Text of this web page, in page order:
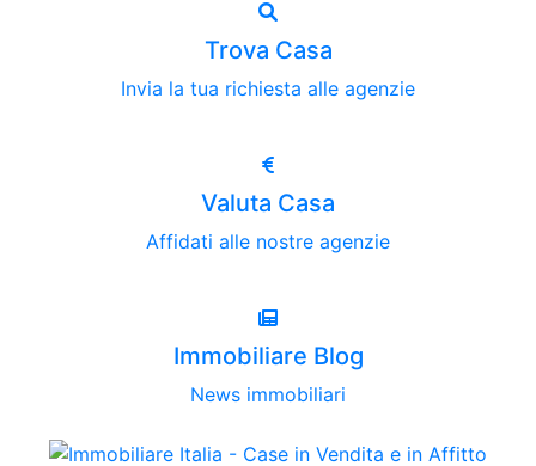
Trova Casa
Invia la tua richiesta alle agenzie
Valuta Casa
Affidati alle nostre agenzie
Immobiliare Blog
News immobiliari